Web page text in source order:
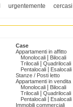
urgentemente cercasi
Case
Appartamenti in affitto
Monolocali
Bilocali
Trilocali
Quadrilocali
Pentalocali
Esalocali
Stanze / Posti letto
Appartamenti in vendita
Monolocali
Bilocali
Trilocali
Quadrilocali
Pentalocali
Esalocali
Immobili commerciali